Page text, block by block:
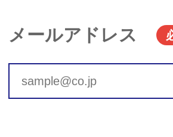
メールアドレス